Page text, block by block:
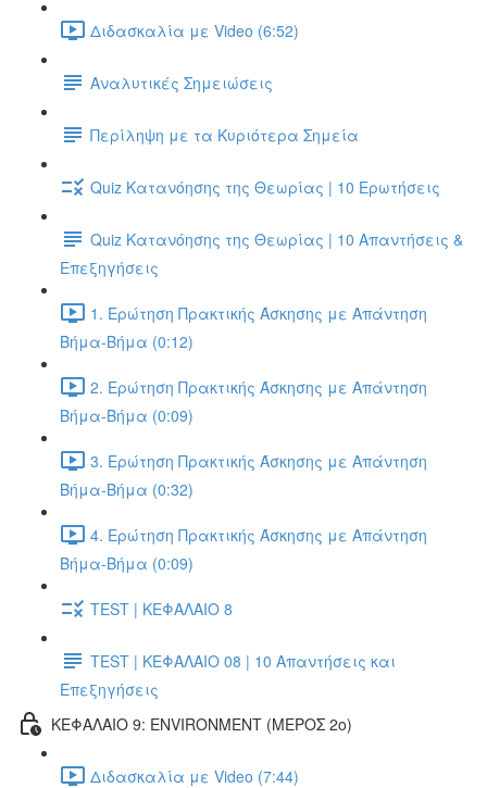
Διδασκαλία με Video (6:52)
Αναλυτικές Σημειώσεις
Περίληψη με τα Κυριότερα Σημεία
Quiz Κατανόησης της Θεωρίας | 10 Ερωτήσεις
Quiz Κατανόησης της Θεωρίας | 10 Απαντήσεις &
Επεξηγήσεις
1. Ερώτηση Πρακτικής Άσκησης με Απάντηση
Βήμα-Βήμα (0:12)
2. Ερώτηση Πρακτικής Άσκησης με Απάντηση
Βήμα-Βήμα (0:09)
3. Ερώτηση Πρακτικής Άσκησης με Απάντηση
Βήμα-Βήμα (0:32)
4. Ερώτηση Πρακτικής Άσκησης με Απάντηση
Βήμα-Βήμα (0:09)
TEST | ΚΕΦΑΛΑΙΟ 8
TEST | ΚΕΦΑΛΑΙΟ 08 | 10 Απαντήσεις και
Επεξηγήσεις
ΚΕΦΑΛΑΙΟ 9: ENVIRONMENT (ΜΕΡΟΣ 2o)
Διδασκαλία με Video (7:44)